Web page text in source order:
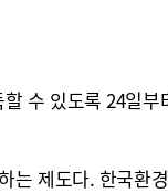
수 있도록 24일
제도다. 한국